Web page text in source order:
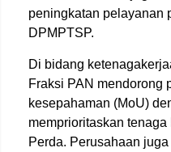
peningkatan pelayanan
DPMPTSP.
Di bidang
Fraksi PAN mendorong
kesepahaman (MoU)
memprioritaskan
Perda. Perusahaan